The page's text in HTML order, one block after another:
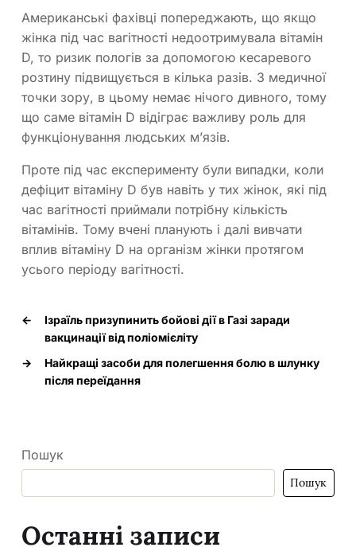
Американські фахівці попереджають, що якщо
жінка під час вагітності недоотримувала вітамін
D, то ризик пологів за допомогою кесаревого
розтину підвищується в кілька разів. З медичної
точки зору, в цьому немає нічого дивного, тому
що саме вітамін D відіграє важливу роль для
функціонування людських м’язів.
Проте під час експерименту були випадки, коли
дефіцит вітаміну D був навіть у тих жінок, які під
час вагітності приймали потрібну кількість
вітамінів. Тому вчені планують і далі вивчати
вплив вітаміну D на організм жінки протягом
усього періоду вагітності.
←
Ізраїль призупинить бойові дії в Газі заради
вакцинації від поліомієліту
→
Найкращі засоби для полегшення болю в шлунку
після переїдання
Пошук
Пошук
Останні записи